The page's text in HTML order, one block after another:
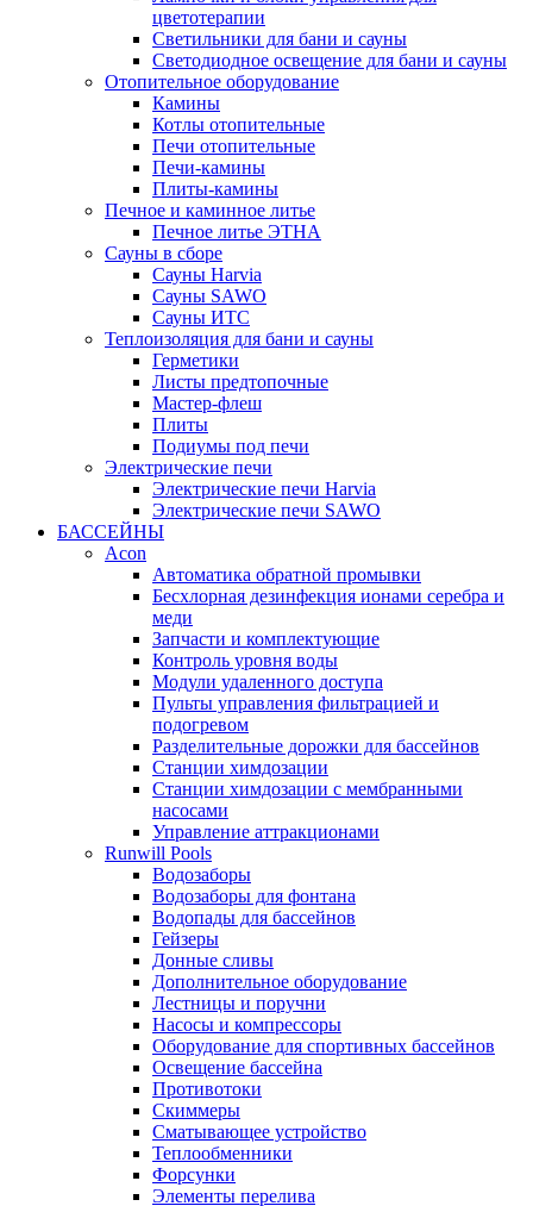
цветотерапии
Светильники для бани и сауны
Светодиодное освещение для бани и сауны
Отопительное оборудование
Камины
Котлы отопительные
Печи отопительные
Печи-камины
Плиты-камины
Печное и каминное литье
Печное литье ЭТНА
Сауны в сборе
Cауны Harvia
Сауны SAWO
Сауны ИТС
Теплоизоляция для бани и сауны
Герметики
Листы предтопочные
Мастер-флеш
Плиты
Подиумы под печи
Электрические печи
Электрические печи Harvia
Электрические печи SAWO
БАССЕЙНЫ
Acon
Автоматика обратной промывки
Беcхлорная дезинфекция ионами серебра и
меди
Запчасти и комплектующие
Контроль уровня воды
Модули удаленного доступа
Пульты управления фильтрацией и
подогревом
Разделительные дорожки для бассейнов
Станции химдозации
Станции химдозации с мембранными
насосами
Управление аттракционами
Runwill Pools
Водозаборы
Водозаборы для фонтана
Водопады для бассейнов
Гейзеры
Донные сливы
Дополнительное оборудование
Лестницы и поручни
Насосы и компрессоры
Оборудование для спортивных бассейнов
Освещение бассейна
Противотоки
Скиммеры
Сматывающее устройство
Теплообменники
Форсунки
Элементы перелива